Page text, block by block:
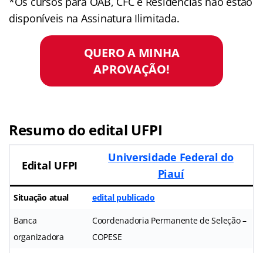
disponíveis na Assinatura Ilimitada.
QUERO A MINHA
APROVAÇÃO!
Resumo do edital UFPI
Edital UFPI
Universidade Federal do
Piauí
Situação atual edital publicado
Banca
organizadora
Coordenadoria Permanente de Seleção –
COPESE